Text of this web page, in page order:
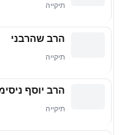
תיקייה
הרב שהרבני
תיקייה
הרב יוסף ניסימוב
תיקייה